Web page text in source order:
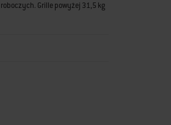
Grille powyżej 31,5 kg